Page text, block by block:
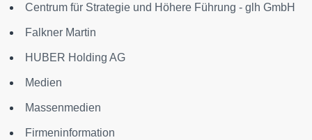
Centrum für Strategie und Höhere Führung - glh GmbH
Falkner Martin
HUBER Holding AG
Medien
Massenmedien
Firmeninformation